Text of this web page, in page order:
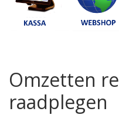
Omzetten
raadplegen